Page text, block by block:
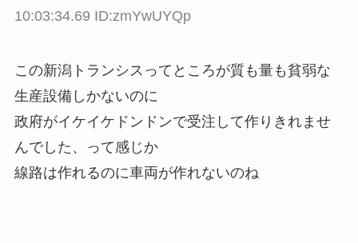
10:03:34.69 ID:zmYwUYQp
この新潟トランシスってところが質も量も貧弱な
生産設備しかないのに
政府がイケイケドンドンで受注して作りきれませ
んでした、って感じか
線路は作れるのに車両が作れないのね